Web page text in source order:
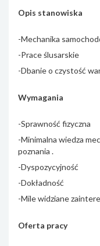
Opis stanowiska
-Mechanika
-Prace ślusarskie
-Dbanie o czystość
Wymagania
-Sprawność fizyczna
-Minimalna wiedza
poznania .
-Dyspozycyjność
-Dokładność
-Mile widziane
Oferta pracy